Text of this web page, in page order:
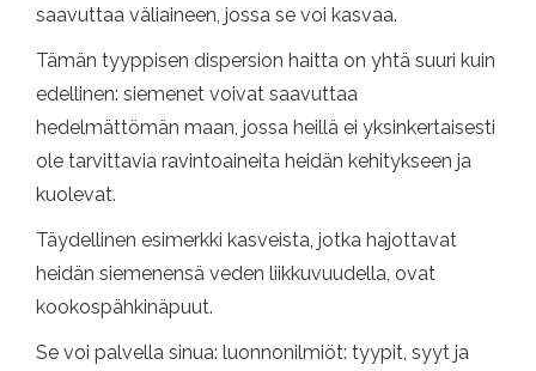
saavuttaa väliaineen, jossa se voi kasvaa.
Tämän tyyppisen dispersion haitta on yhtä suuri kuin
edellinen: siemenet voivat saavuttaa
hedelmättömän maan, jossa heillä ei yksinkertaisesti
ole tarvittavia ravintoaineita heidän kehitykseen ja
kuolevat.
Täydellinen esimerkki kasveista, jotka hajottavat
heidän siemenensä veden liikkuvuudella, ovat
kookospähkinäpuut.
Se voi palvella sinua: luonnonilmiöt: tyypit, syyt ja